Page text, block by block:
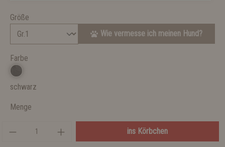
Größe
Wie vermesse ich meinen Hund?
Farbe
schwarz
Menge
ins Körbchen